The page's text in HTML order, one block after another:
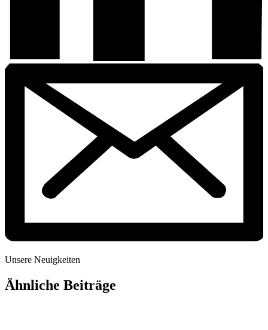
Unsere Neuigkeiten
Ähnliche Beiträge